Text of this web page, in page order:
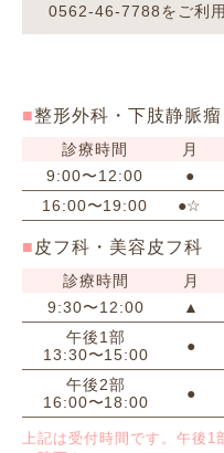
0562-46-7788をご利用
整形外科・下肢静脈
診療時間 月
9:00〜12:00
●
16:00〜19:00
●☆
皮フ科・美容皮フ科
診療時間 月
9:30〜12:00
▲
午後1部
13:30〜15:00
●
午後2部
16:00〜18:00
●
上記は受付時間です。午後